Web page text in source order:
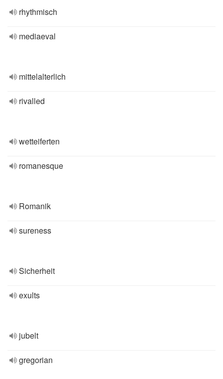
rhythmisch
mediaeval
mittelalterlich
rivalled
wetteiferten
romanesque
Romanik
sureness
Sicherheit
exults
jubelt
gregorian